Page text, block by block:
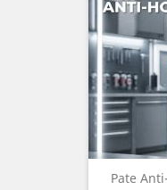
Pate